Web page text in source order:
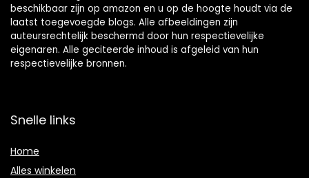
beschikbaar zijn op amazon en u op de hoogte houdt via de
laatst toegevoegde blogs. Alle afbeeldingen zijn
auteursrechtelijk beschermd door hun respectievelijke
eigenaren. Alle geciteerde inhoud is afgeleid van hun
respectievelijke bronnen.
Snelle links
Home
Alles winkelen